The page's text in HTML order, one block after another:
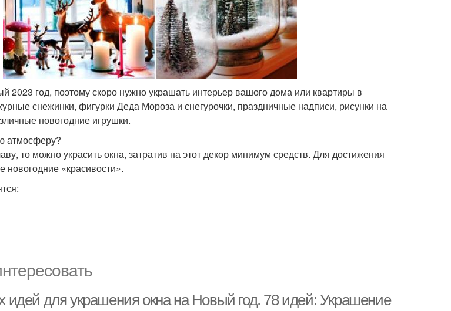
год, поэтому скоро нужно украшать интерьер вашого дома или квартиры в
снежинки, фигурки Деда Мороза и снегурочки, праздничные надписи, рисунки на
новогодние игрушки.
атмосферу?
то можно украсить окна, затратив на этот декор минимум средств. Для достижения
новогодние «красивости».
идей для украшения окна на Новый год. 78 идей: Украшение